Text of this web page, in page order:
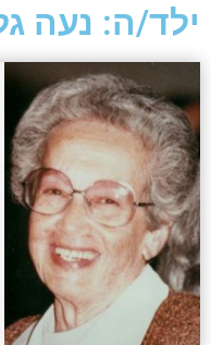
ילד/ה: נעה